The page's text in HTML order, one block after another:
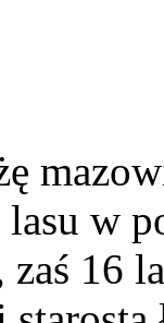
lasu w
16